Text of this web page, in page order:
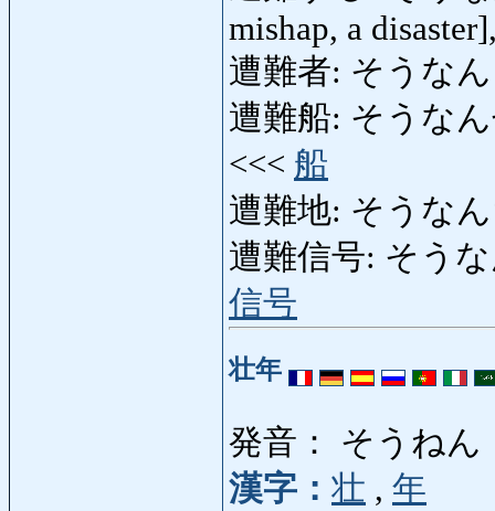
mishap, a
遭難者: そうな
遭難船: そうなん
<<< 船
遭難地: そうなん
遭難信号: そうな
信号
壮年
発音： そうねん
漢字： 壮 , 年